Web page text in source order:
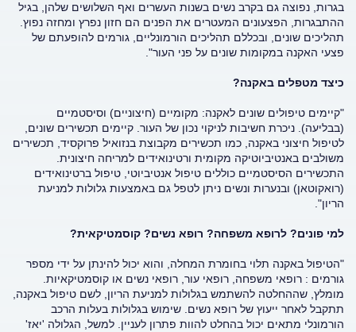
בגרות, נפוצה גם בקרב נשים בשנות העשרים ואף השלושים שלהן, בגיל
ההתבגרות, הפצעונים המעטרים את הפנים הם חזון נפרץ ומחזה נפוץ.
תהליכים שונים, ובכללם תהליכים הורמונליים, גורמים להופעתם של
פצעי האקנה במקומות שונים על פני העור".
כיצד מטפלים באקנה?
"קיימים טיפולים שונים לאקנה: מקומיים (חיצוניים) וסיסטמיים
(בבליעה). ניכרת חשיבות לניקוי נכון של העור. קיימים תכשירים שונים,
לטיפול חיצוני באקנה, כמו תכשירים מקבוצת בנזואיל פרוקסיד, תכשירים
משולבים באנטיביוטיקה מקומית ורטינואידים למריחה חיצונית.
התכשירים הסיסטמיים כוללים טיפול אנטיביוטי, טיפול ברטינואידים
(רואקוטאן) ובנערות ונשים ניתן לטפל גם באמצעות גלולות למניעת
הריון".
למי פונים? לרופא משפחה? רופא נשים? קוסמטיקאית?
"הטיפול באקנה תלוי בחומרת המחלה, והוא יכול להינתן על ידי מספר
גורמים : רופאי משפחה, רופאי עור, רופאי נשים או קוסמטיקאיות.
מומלץ, שההחלטה להשתמש בגלולות למניעת הריון, לשם טיפול באקנה,
תתקבל לאחר ייעוץ של רופא נשים. שימוש בגלולות בעלות הרכב
הורמונלי מתאים יכול בהחלט להוות פתרון לעניין. למשל, הגלולה 'יאז'